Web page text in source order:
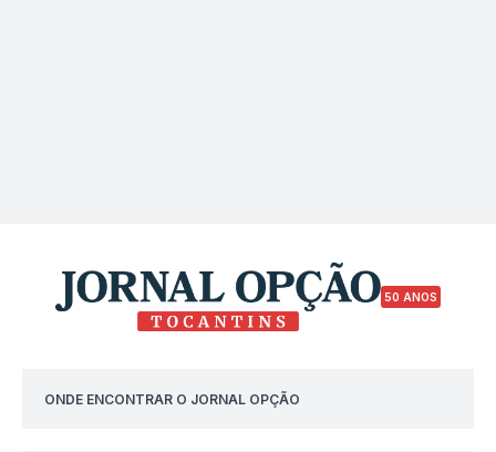
50 ANOS
ONDE ENCONTRAR O JORNAL OPÇÃO